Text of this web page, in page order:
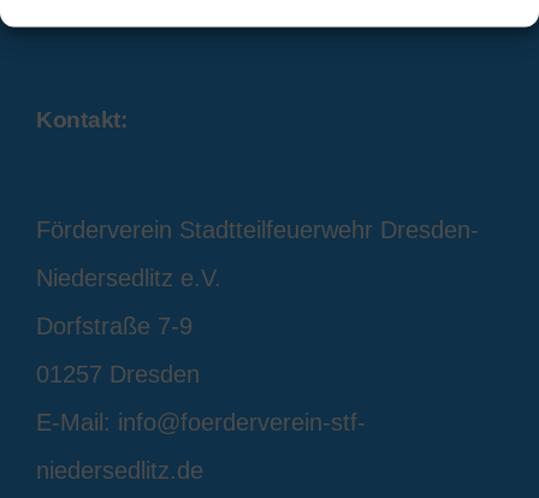
Kontakt:
Förderverein Stadtteilfeuerwehr Dresden-
Niedersedlitz e.V.
Dorfstraße 7-9
01257 Dresden
E-Mail: info@foerderverein-stf-
niedersedlitz.de